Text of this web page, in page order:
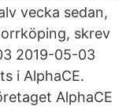
vecka sedan,
skrev
2019-05-03
i AlphaCE.
AlphaCE